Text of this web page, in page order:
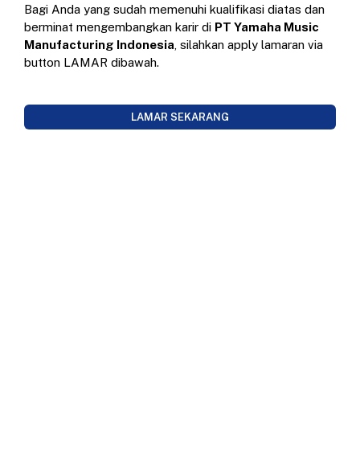
Bagi Anda yang sudah memenuhi kualifikasi diatas dan
berminat mengembangkan karir di PT Yamaha Music
Manufacturing Indonesia, silahkan apply lamaran via
button LAMAR dibawah.
LAMAR SEKARANG